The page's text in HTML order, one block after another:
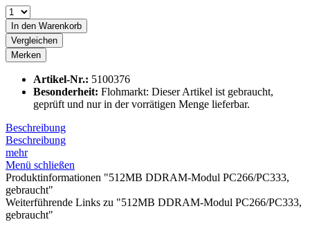
In den Warenkorb
Vergleichen
Merken
Artikel-Nr.: 5100376
Besonderheit: Flohmarkt: Dieser Artikel ist gebraucht,
geprüft und nur in der vorrätigen Menge lieferbar.
Beschreibung
Beschreibung
mehr
Menü schließen
Produktinformationen "512MB DDRAM-Modul PC266/PC333,
gebraucht"
Weiterführende Links zu "512MB DDRAM-Modul PC266/PC333,
gebraucht"